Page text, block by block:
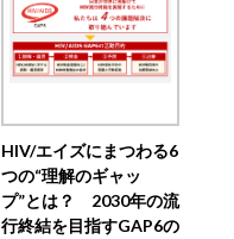
HIV/エイズにまつわる6
つの“理解のギャッ
プ”とは？ 2030年の流
行終結を目指すGAP6の